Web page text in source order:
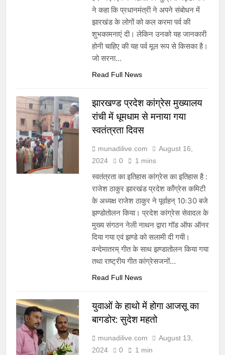
ने कहा कि प्रधानमंत्री ने अपने संबोधन में
झारखंड के लोगों को कल करमा पर्व की
शुभकामनाएं दी। लेकिन उनको यह जानकारी
होनी चाहिए की यह पर्व मूल रूप से किसका है।
जो सरना…
Read Full News
झारखण्ड प्रदेश कांग्रेस मुख्यालय
रांची में धूमधाम से मनाया गया
स्वतंत्रता दिवस
munadilive.com
August 16,
2024
0 1 mins
स्वतंत्रता का इतिहास कांग्रेस का इतिहास है :
राजेश ठाकुर झारखंड प्रदेश कॉंग्रेस कमिटी
के अध्यक्ष राजेश ठाकुर ने पूर्वाहन् 10ः30 बजे
झण्डोतोलन किया। प्रदेश कांग्रेस सेवादल के
मुख्य संगठन नेली नाथन द्वारा गॉड ऑफ ऑनर
दिया गया एवं झण्डे को सलामी दी गयी।
वन्देमातरम् गीत के साथ झण्डातोलन किया गया
तथा राष्ट्रीय गीत कांग्रेसजनों…
Read Full News
युवाओं के हाथो में होगा आजसू का
बागडोर: सुदेश महतो
munadilive.com
August 13,
2024
0 1 min